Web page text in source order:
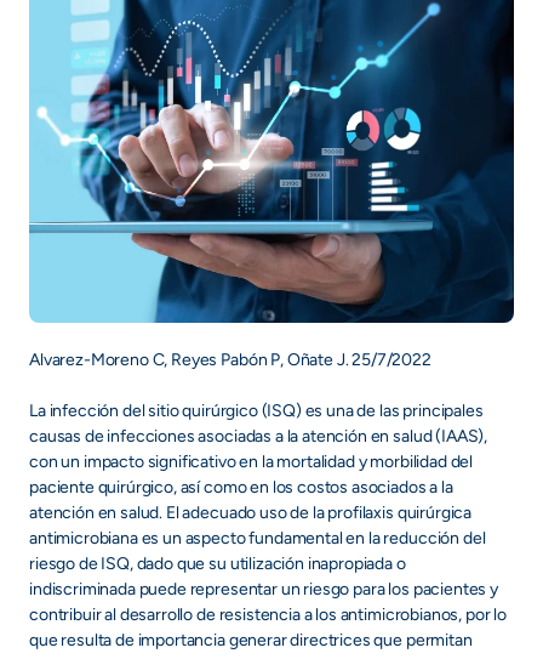
Alvarez-Moreno C, Reyes Pabón P, Oñate J. 25/7/2022
La infección del sitio quirúrgico (ISQ) es una de las principales
causas de infecciones asociadas a la atención en salud (IAAS),
con un impacto significativo en la mortalidad y morbilidad del
paciente quirúrgico, así como en los costos asociados a la
atención en salud. El adecuado uso de la profilaxis quirúrgica
antimicrobiana es un aspecto fundamental en la reducción del
riesgo de ISQ, dado que su utilización inapropiada o
indiscriminada puede representar un riesgo para los pacientes y
contribuir al desarrollo de resistencia a los antimicrobianos, por lo
que resulta de importancia generar directrices que permitan